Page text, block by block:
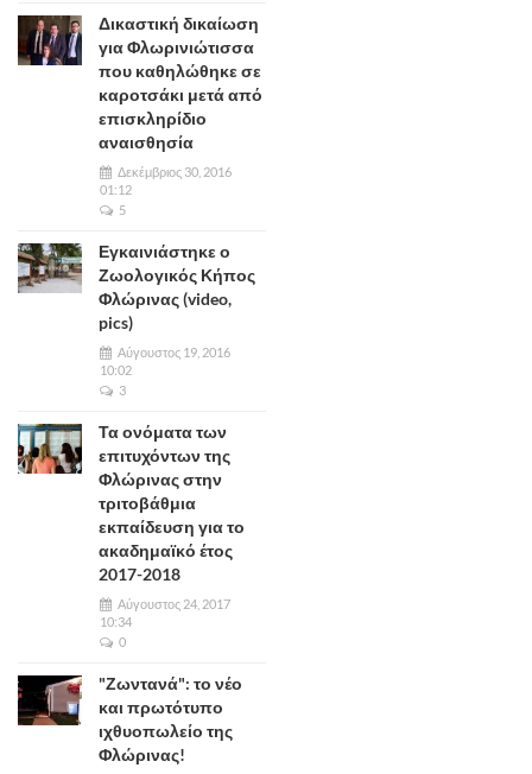
Δικαστική δικαίωση
για Φλωρινιώτισσα
που καθηλώθηκε σε
καροτσάκι μετά από
επισκληρίδιο
αναισθησία
Δεκέμβριος 30, 2016
01:12
5
Εγκαινιάστηκε ο
Ζωολογικός Κήπος
Φλώρινας (video,
pics)
Αύγουστος 19, 2016
10:02
3
Τα ονόματα των
επιτυχόντων της
Φλώρινας στην
τριτοβάθμια
εκπαίδευση για το
ακαδημαϊκό έτος
2017-2018
Αύγουστος 24, 2017
10:34
0
"Ζωντανά": το νέο
και πρωτότυπο
ιχθυοπωλείο της
Φλώρινας!